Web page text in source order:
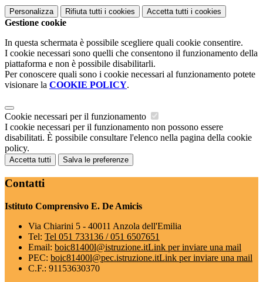
Personalizza Rifiuta tutti i cookies Accetta tutti i cookies
Gestione cookie
In questa schermata è possibile scegliere quali cookie consentire.
I cookie necessari sono quelli che consentono il funzionamento della
piattaforma e non è possibile disabilitarli.
Per conoscere quali sono i cookie necessari al funzionamento potete
visionare la COOKIE POLICY.
Cookie necessari per il funzionamento
I cookie necessari per il funzionamento non possono essere
disabilitati. È possibile consultare l'elenco nella pagina della cookie
policy.
Accetta tutti Salva le preferenze
Contatti
Istituto Comprensivo E. De Amicis
Via Chiarini 5 - 40011 Anzola dell'Emilia
Tel: Tel 051 733136 / 051 6507651
Email: boic81400l@istruzione.itLink per inviare una mail
PEC: boic81400l@pec.istruzione.itLink per inviare una mail
C.F.: 91153630370